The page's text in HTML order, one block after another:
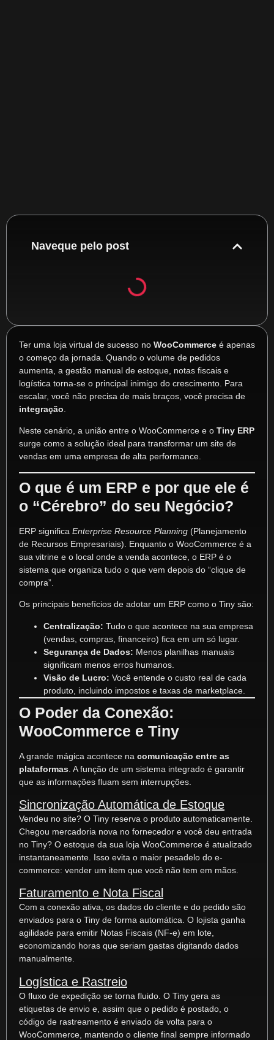
Naveque pelo post
Ter uma loja virtual de sucesso no WooCommerce é apenas
o começo da jornada. Quando o volume de pedidos
aumenta, a gestão manual de estoque, notas fiscais e
logística torna-se o principal inimigo do crescimento. Para
escalar, você não precisa de mais braços, você precisa de
integração
Neste cenário, a união entre o WooCommerce e o Tiny ERP
surge como a solução ideal para transformar um site de
vendas em uma empresa de alta performance.
O que é um ERP e por que ele é
o “Cérebro” do seu Negócio?
ERP significa Enterprise Resource Planning (Planejamento
de Recursos Empresariais). Enquanto o WooCommerce é a
sua vitrine e o local onde a venda acontece, o ERP é o
sistema que organiza tudo o que vem depois do “clique de
compra”.
Os principais benefícios de adotar um ERP como o Tiny são:
Centralização: Tudo o que acontece na sua empresa
(vendas, compras, financeiro) fica em um só lugar.
Segurança de Dados: Menos planilhas manuais
significam menos erros humanos.
Visão de Lucro: Você entende o custo real de cada
produto, incluindo impostos e taxas de marketplace.
O Poder da Conexão:
WooCommerce e Tiny
A grande mágica acontece na comunicação entre as
plataformas . A função de um sistema integrado é garantir
que as informações fluam sem interrupções.
Sincronização Automática de Estoque
Vendeu no site? O Tiny reserva o produto automaticamente.
Chegou mercadoria nova no fornecedor e você deu entrada
no Tiny? O estoque da sua loja WooCommerce é atualizado
instantaneamente. Isso evita o maior pesadelo do e-
commerce: vender um item que você não tem em mãos.
Faturamento e Nota Fiscal
Com a conexão ativa, os dados do cliente e do pedido são
enviados para o Tiny de forma automática. O lojista ganha
agilidade para emitir Notas Fiscais (NF-e) em lote,
economizando horas que seriam gastas digitando dados
manualmente.
Logística e Rastreio
O fluxo de expedição se torna fluido. O Tiny gera as
etiquetas de envio e, assim que o pedido é postado, o
código de rastreamento é enviado de volta para o
WooCommerce, mantendo o cliente final sempre informado